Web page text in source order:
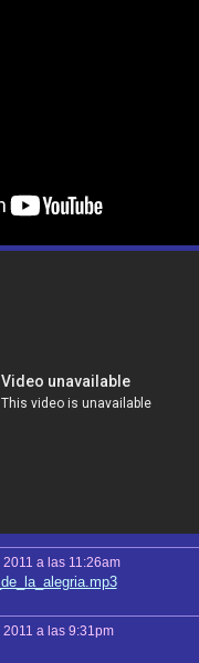
a las 11:26am
a las 9:31pm